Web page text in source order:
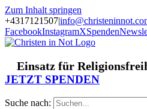
Zum Inhalt springen
+4317121507|
FacebookInstagramXSpenden
Einsatz für
JETZT SPENDEN
Suche nach: